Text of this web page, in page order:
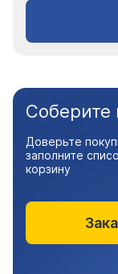
Соберите
Доверьте
заполните
корзину